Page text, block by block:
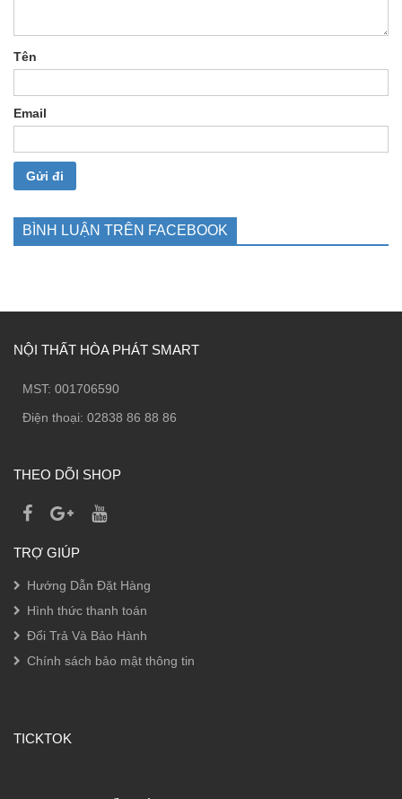
Tên
Email
BÌNH LUẬN TRÊN FACEBOOK
NỘI THẤT HÒA PHÁT SMART
MST: 001706590
Điện thoại: 02838 86 88 86
THEO DÕI SHOP
TRỢ GIÚP
Hướng Dẫn Đặt Hàng
Hình thức thanh toán
Đổi Trả Và Bảo Hành
Chính sách bảo mật thông tin
TICKTOK